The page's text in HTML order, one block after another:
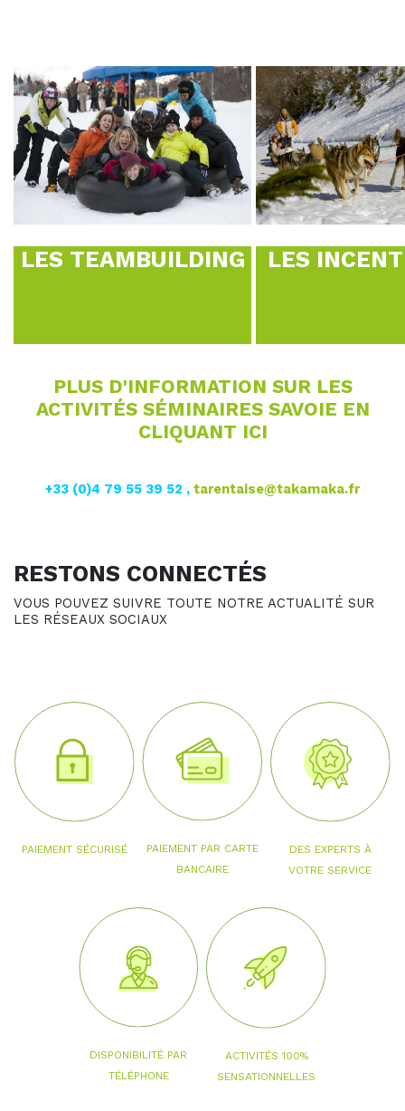
LES TEAMBUILDING LES
PLUS D'INFORMATION SUR LES
ACTIVITÉS SÉMINAIRES SAVOIE EN
CLIQUANT ICI
+33 (0)4 79 55 39 52 , tarentaise@takamaka.fr
RESTONS CONNECTÉS
VOUS POUVEZ SUIVRE TOUTE NOTRE ACTUALITÉ SUR
LES RÉSEAUX SOCIAUX
PAIEMENT SÉCURISÉ
PAIEMENT PAR CARTE
BANCAIRE
DES EXPERTS À
VOTRE SERVICE
DISPONIBILITÉ PAR
TÉLÉPHONE
ACTIVITÉS 100%
SENSATIONNELLES